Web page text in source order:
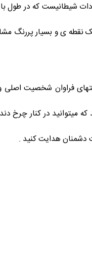
که در طول
ی و بسیار پررنگ
فراوان شخصیت
میتوانید در کنار چرخ
دشمنان هدایت کنید .